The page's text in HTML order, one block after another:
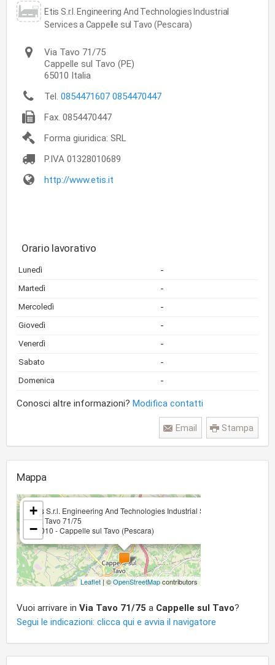
Etis S.r.l. Engineering And Technologies Industrial
Services a Cappelle sul Tavo (Pescara)
Via Tavo 71/75
Cappelle sul Tavo (PE)
65010 Italia
Tel. 0854471607 0854470447
Fax. 0854470447
Forma giuridica: SRL
P.IVA 01328010689
http://www.etis.it
Orario lavorativo
Lunedì -
Martedì -
Mercoledì -
Giovedì -
Venerdì -
Sabato -
Domenica -
Conosci altre informazioni? Modifica contatti
Stampa
Email
Mappa
Etis S.r.l. Engineering And Technologies Industrial Services
Via Tavo 71/75
65010 - Cappelle sul Tavo (Pescara)
+
−
Leaflet| ©OpenStreetMapcontributors
Vuoi arrivare in Via Tavo 71/75 a Cappelle sul Tavo?
Segui le indicazioni: clicca qui e avvia il navigatore